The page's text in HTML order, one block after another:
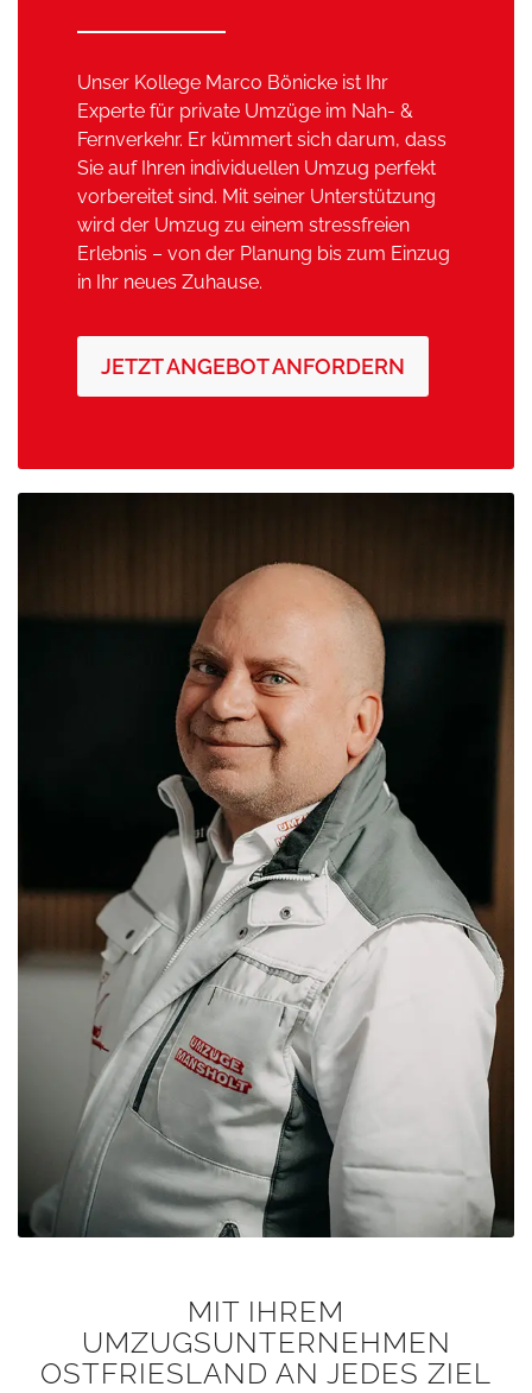
Unser Kollege Marco Bönicke ist Ihr
Experte für private Umzüge im Nah- &
Fernverkehr. Er kümmert sich darum, dass
Sie auf Ihren individuellen Umzug perfekt
vorbereitet sind. Mit seiner Unterstützung
wird der Umzug zu einem stressfreien
Erlebnis – von der Planung bis zum Einzug
in Ihr neues Zuhause.
JETZT ANGEBOT ANFORDERN
MIT IHREM
UMZUGSUNTERNEHMEN
OSTFRIESLAND AN JEDES ZIEL